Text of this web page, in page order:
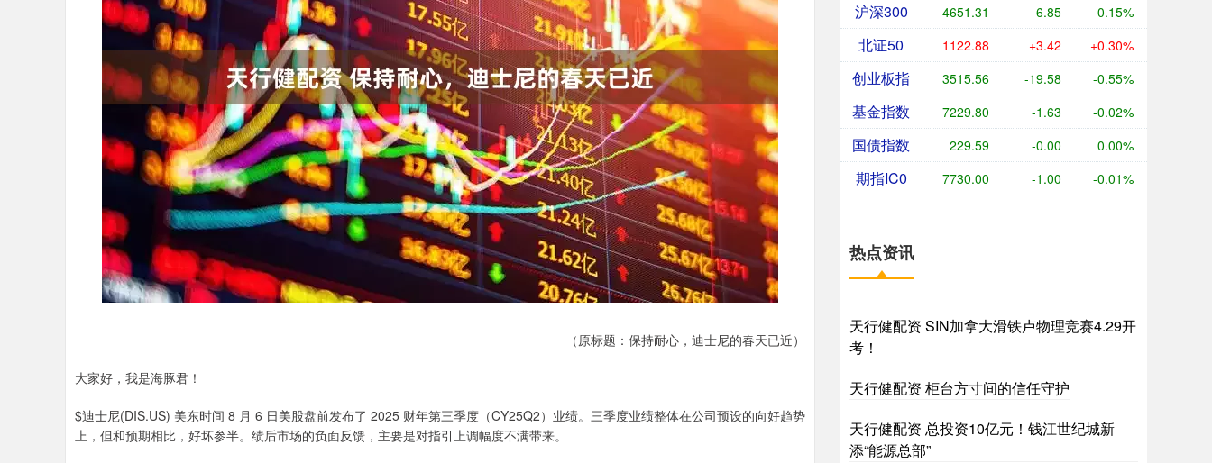
（原标题：保持耐心，迪士尼的春天已近）
大家好，我是海豚君！
$迪士尼(DIS.US) 美东时间 8 月 6 日美股盘前发布了 2025 财年第三季度（CY25Q2）业绩。三季度业绩整体在公司预设的向好趋势
上，但和预期相比，好坏参半。绩后市场的负面反馈，主要是对指引上调幅度不满带来。
沪深300 4651.31 -6.85 -0.15%
北证50 1122.88 +3.42 +0.30%
创业板指 3515.56 -19.58 -0.55%
基金指数 7229.80 -1.63 -0.02%
国债指数 229.59 -0.00 0.00%
期指IC0 7730.00 -1.00 -0.01%
热点资讯
天行健配资 SIN加拿大滑铁卢物理竞赛4.29开
考！
天行健配资 柜台方寸间的信任守护
天行健配资 总投资10亿元！钱江世纪城新
添“能源总部”